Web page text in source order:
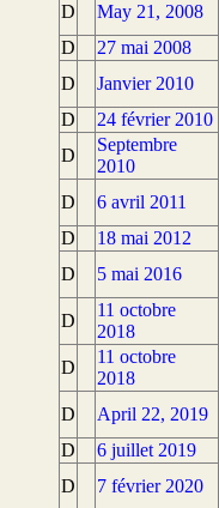
D
May 21, 2008
D
27 mai 2008
D
Janvier 2010
D
24 février 2010
D
Septembre
2010
D 6 avril 2011
D
18 mai 2012
D
5 mai 2016
D
11 octobre
2018
D
11 octobre
2018
D April 22, 2019
D
6 juillet 2019
D
7 février 2020